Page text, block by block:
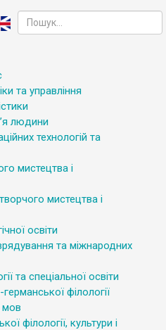
та управління
людини
технологій та
мистецтва і
мистецтва і
освіти
та міжнародних
та спеціальної освіти
філології
мов
філології, культури і